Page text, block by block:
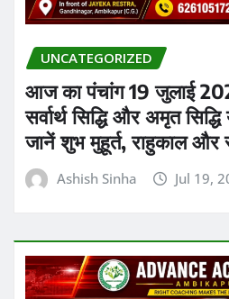
आज का पंचांग 19 जुलाई
सर्वार्थ सिद्धि और अमृत सिद्धि
जानें शुभ मुहूर्त, राहुकाल और
Ashish Sinha Jul 19,